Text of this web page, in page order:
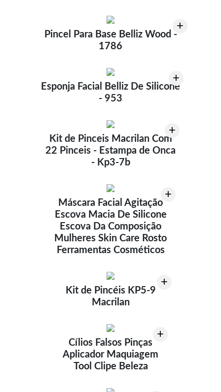
+
Pincel Para Base Belliz Wood -
1786
+
Esponja Facial Belliz De Silicone
- 953
+
Kit de Pinceis Macrilan Com
22 Pinceis - Estampa de Onca
- Kp3-7b
+
Máscara Facial Agitação
Escova Macia De Silicone
Escova Da Composição
Mulheres Skin Care Rosto
Ferramentas Cosméticos
+
Kit de Pincéis KP5-9
Macrilan
+
Cílios Falsos Pinças
Aplicador Maquiagem
Tool Clipe Beleza